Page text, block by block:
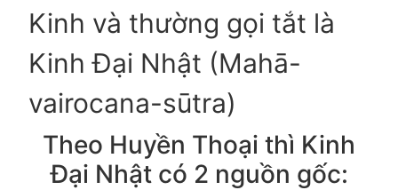
Kinh và thường gọi tắt là
Kinh Đại Nhật (Mahā-
vairocana-sūtra)
Theo Huyền Thoại thì Kinh
Đại Nhật có 2 nguồn gốc: